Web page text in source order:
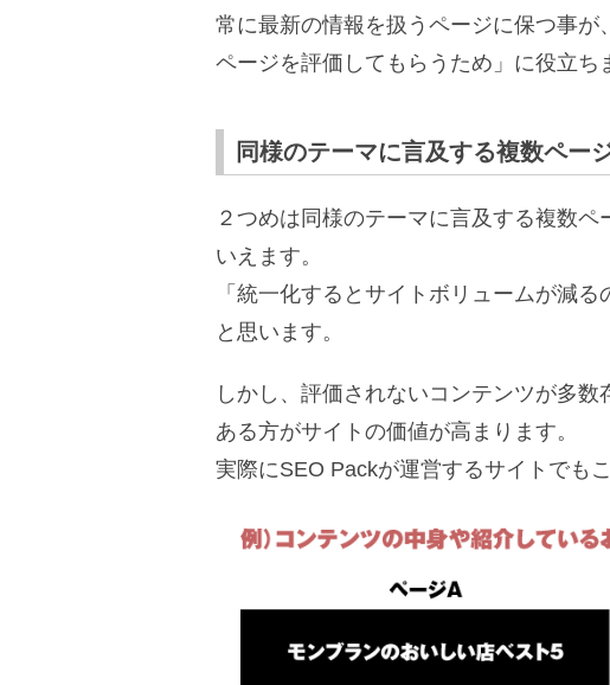
常に最新の情報を扱うページに保つ事
ページを評価してもらうため」に役立ち
同様のテーマに言及する複数ペー
２つめは同様のテーマに言及する複数
いえます。
「統一化するとサイトボリュームが減
と思います。
しかし、評価されないコンテンツが多
ある方がサイトの価値が高まります。
実際にSEO Packが運営するサイトでも